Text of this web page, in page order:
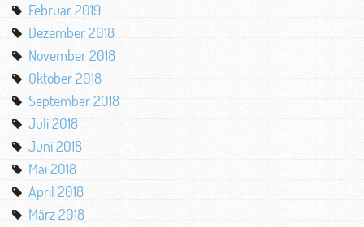
Februar 2019
Dezember 2018
November 2018
Oktober 2018
September 2018
Juli 2018
Juni 2018
Mai 2018
April 2018
März 2018